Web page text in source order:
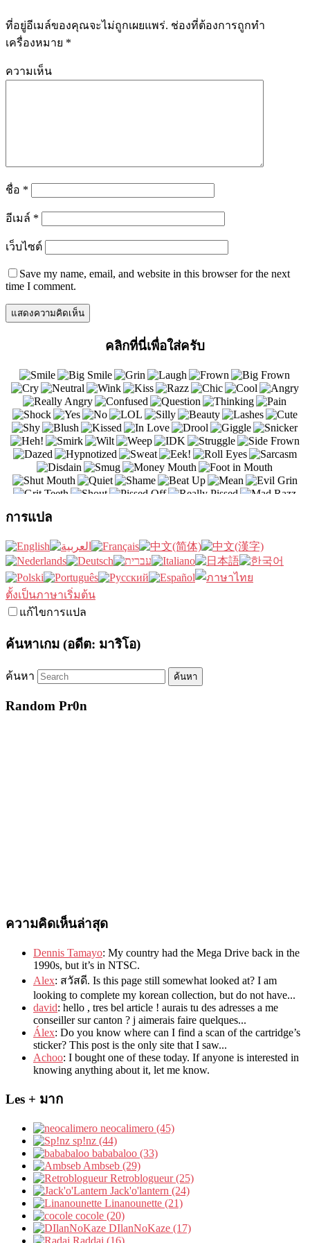
ที่อยู่อีเมล์ของคุณจะไม่ถูกเผยแพร่. ช่องที่ต้องการถูกทำ
เครื่องหมาย *
ความเห็น
ชื่อ *
อีเมล์ *
เว็บไซต์
Save my name, email, and website in this browser for the next
time I comment.
คลิกที่นี่เพื่อใส่ครับ
การแปล
ตั้งเป็นภาษาเริ่มต้น
แก้ไขการแปล
ค้นหาเกม (อดีต: มาริโอ)
ค้นหา
Random Pr0n
ความคิดเห็นล่าสุด
Dennis Tamayo: My country had the Mega Drive back in the
1990s, but it’s in NTSC.
Alex: สวัสดี. Is this page still somewhat looked at? I am
looking to complete my korean collection, but do not have...
david: hello , tres bel article ! aurais tu des adresses a me
conseiller sur canton ? j aimerais faire quelques...
Álex: Do you know where can I find a scan of the cartridge’s
sticker? This post is the only site that I saw...
Achoo: I bought one of these today. If anyone is interested in
knowing anything about it, let me know.
Les + มาก
neocalimero (45)
sp!nz (44)
bababaloo (33)
Ambseb (29)
Retroblogueur (25)
Jack'o'lantern (24)
Linanounette (21)
cocole (20)
DIlanNoKaze (17)
Raddai (16)